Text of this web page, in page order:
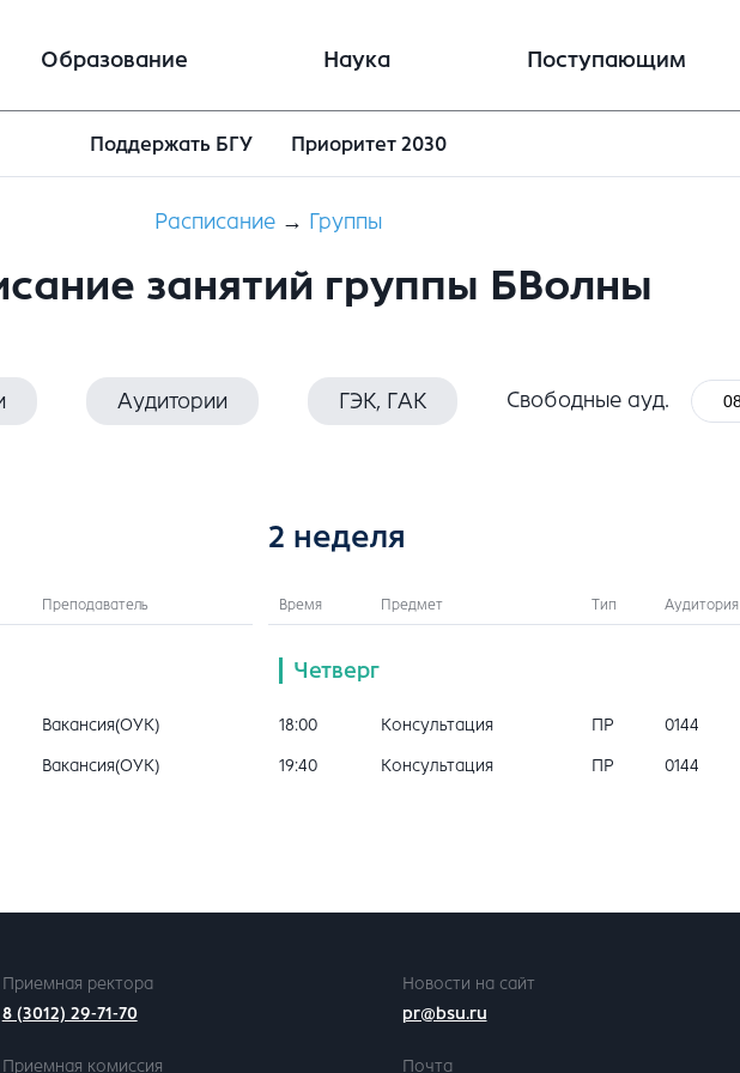
Образование Наука Поступающим
Поддержать БГУ Приоритет 2030
Расписание → Группы
занятий группы БВолны
Аудитории ГЭК, ГАК Свободные ауд.
Преподаватель
Вакансия(ОУК)
Вакансия(ОУК)
2 неделя
Время Предмет Тип Аудитория
Четверг
18:00 Консультация ПР 0144
19:40 Консультация ПР 0144
Приемная ректора
8 (3012) 29-71-70
Новости на сайт
pr@bsu.ru
Приемная комиссия Почта